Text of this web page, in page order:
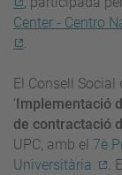
Center - Centro
El Consell Social
‘Implementació
de contractació
UPC, amb el 7è
Universitària